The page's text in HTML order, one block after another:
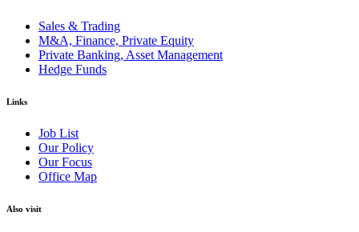
Sales & Trading
M&A, Finance, Private Equity
Private Banking, Asset Management
Hedge Funds
Links
Job List
Our Policy
Our Focus
Office Map
Also visit